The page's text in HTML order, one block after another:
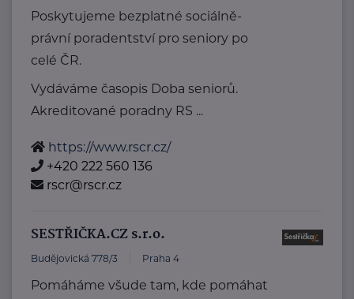
Poskytujeme bezplatné sociálně-
právní poradentství pro seniory po
celé ČR.
Vydáváme časopis Doba seniorů.
Akreditované poradny RS ...
https://www.rscr.cz/
+420 222 560 136
rscr@rscr.cz
SESTŘIČKA.CZ s.r.o.
Budějovická 778/3 Praha 4
Pomáháme všude tam, kde pomáhat